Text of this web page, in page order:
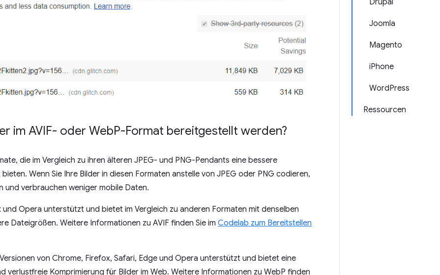
Drupal
Joomla
Magento
iPhone
WordPress
Ressourcen
im AVIF- oder WebP-Format bereitgestellt werden?
die im Vergleich zu ihren älteren JPEG- und PNG-Pendants eine bessere
Wenn Sie Ihre Bilder in diesen Formaten anstelle von JPEG oder PNG codieren,
und verbrauchen weniger mobile Daten.
und Opera unterstützt und bietet im Vergleich zu anderen Formaten mit denselben
Dateigrößen. Weitere Informationen zu AVIF finden Sie im Codelab zum Bereitstellen
von Chrome, Firefox, Safari, Edge und Opera unterstützt und bietet eine
verlustfreie Komprimierung für Bilder im Web. Weitere Informationen zu WebP finden